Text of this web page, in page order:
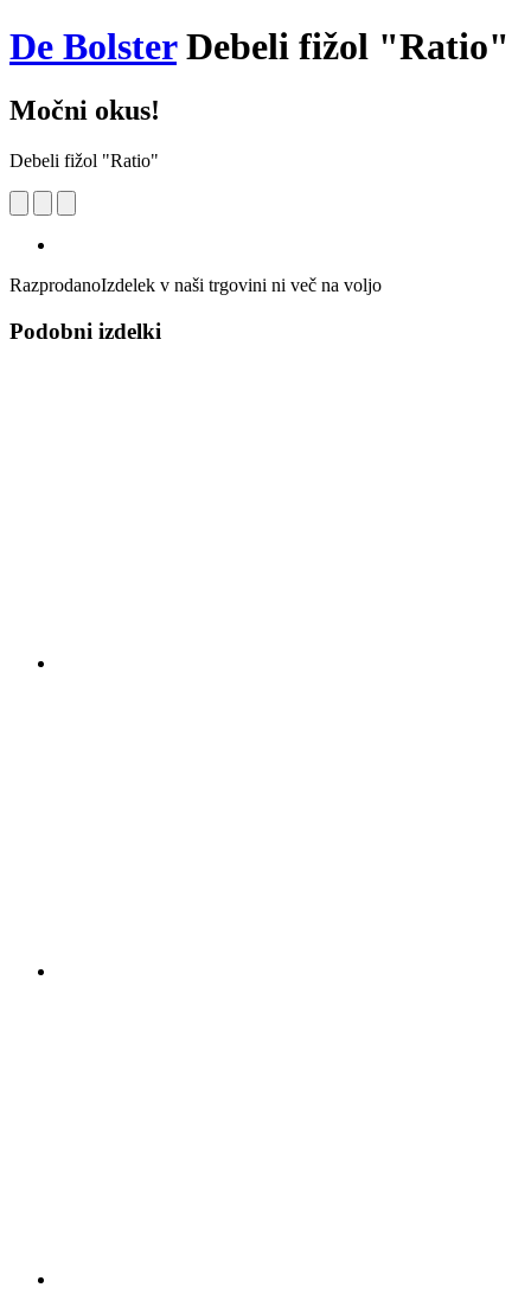
De BolsterDebeli fižol "Ratio"
Močni okus!
Debeli fižol "Ratio"
RazprodanoIzdelek v naši trgovini ni več na voljo
Podobni izdelki